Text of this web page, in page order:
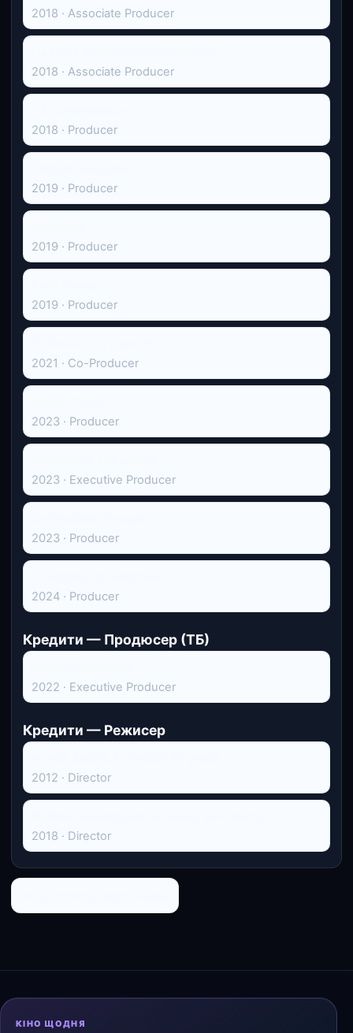
2018 · Associate Producer
2018 · Associate Producer
2018 · Producer
2019 · Producer
2019 · Producer
2019 · Producer
2021 · Co-Producer
2023 · Producer
2023 · Executive Producer
2023 · Producer
2024 · Producer
Кредити — Продюсер (ТБ)
2022 · Executive Producer
Кредити — Режисер
2012 · Director
2018 · Director
КІНО ЩОДНЯ